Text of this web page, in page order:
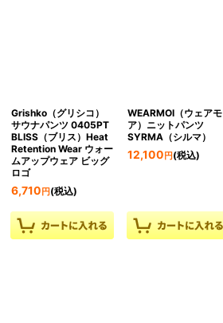
Grishko（グリシコ）
サウナパンツ 0405PT
BLISS（ブリス）Heat
Retention Wear ウォー
ムアップウェア ビッグ
ロゴ
6,710 円 (税込)
WEARMOI（ウェアモ
ア）ニットパンツ
SYRMA（シルマ）
12,100 円(税込)